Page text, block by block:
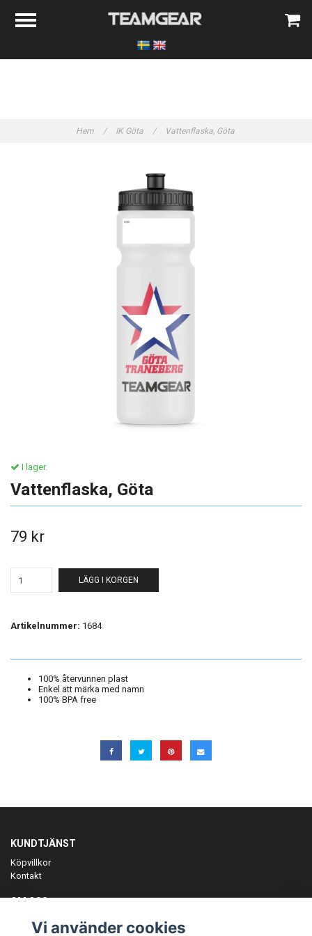
Hem / IK Göta / Vattenflaska, Göta
I lager.
Vattenflaska, Göta
79 kr
LÄGG I KORGEN
Artikelnummer: 1684
100% återvunnen plast
Enkel att märka med namn
100% BPA free
KUNDTJÄNST
Köpvillkor
Kontakt
OM OSS
Vi använder cookies